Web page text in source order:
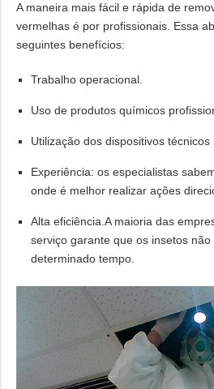
A maneira mais fácil e rápida de
vermelhas é por profissionais. Essa
seguintes benefícios:
Trabalho operacional.
Uso de produtos químicos
Utilização dos dispositivos técnicos
Experiência: os especialistas
onde é melhor realizar ações
Alta eficiência.A maioria das
serviço garante que os insetos
determinado tempo.